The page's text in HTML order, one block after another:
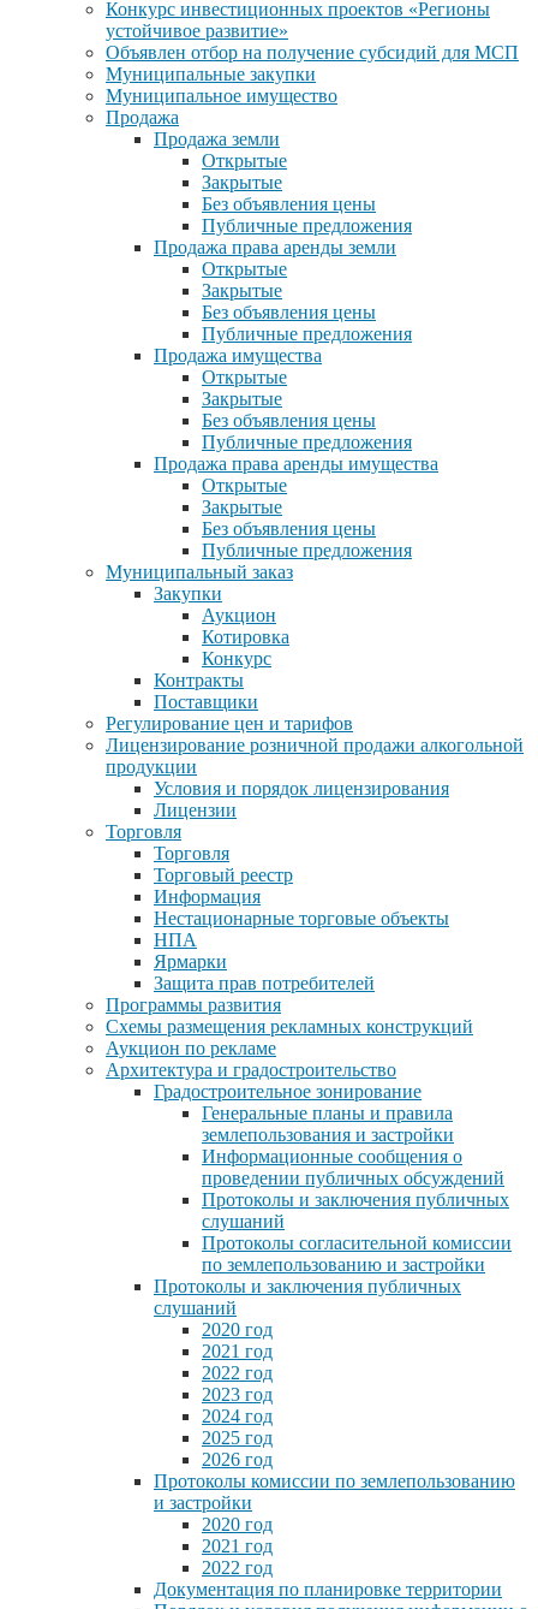
Конкурс инвестиционных проектов «Регионы
устойчивое развитие»
Объявлен отбор на получение субсидий для МСП
Муниципальные закупки
Муниципальное имущество
Продажа
Продажа земли
Открытые
Закрытые
Без объявления цены
Публичные предложения
Продажа права аренды земли
Открытые
Закрытые
Без объявления цены
Публичные предложения
Продажа имущества
Открытые
Закрытые
Без объявления цены
Публичные предложения
Продажа права аренды имущества
Открытые
Закрытые
Без объявления цены
Публичные предложения
Муниципальный заказ
Закупки
Аукцион
Котировка
Конкурс
Контракты
Поставщики
Регулирование цен и тарифов
Лицензирование розничной продажи алкогольной
продукции
Условия и порядок лицензирования
Лицензии
Торговля
Торговля
Торговый реестр
Информация
Нестационарные торговые объекты
НПА
Ярмарки
Защита прав потребителей
Программы развития
Схемы размещения рекламных конструкций
Аукцион по рекламе
Архитектура и градостроительство
Градостроительное зонирование
Генеральные планы и правила
землепользования и застройки
Информационные сообщения о
проведении публичных обсуждений
Протоколы и заключения публичных
слушаний
Протоколы согласительной комиссии
по землепользованию и застройки
Протоколы и заключения публичных
слушаний
2020 год
2021 год
2022 год
2023 год
2024 год
2025 год
2026 год
Протоколы комиссии по землепользованию
и застройки
2020 год
2021 год
2022 год
Документация по планировке территории